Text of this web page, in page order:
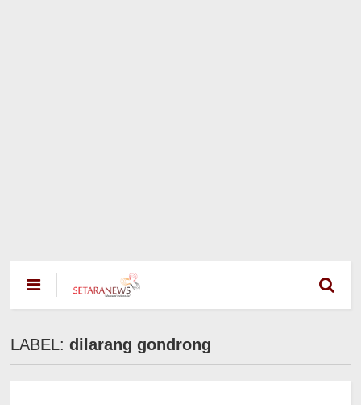
LABEL:dilarang gondrong